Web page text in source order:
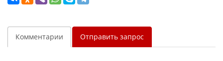
Комментарии Отправить запрос